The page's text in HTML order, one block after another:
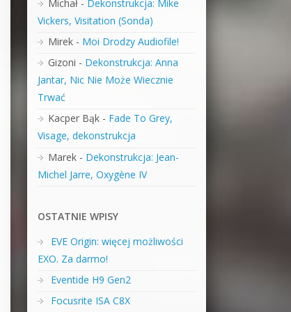
Michał- Dekonstrukcja: Mike
Vickers, Visitation (Sonda)
Mirek- Moi Drodzy Audiofile!
Gizoni - Dekonstrukcja: Anna
Jantar, Nic Nie Może Wiecznie
Trwać
Kacper Bąk- Fade To Grey,
Visage, dekonstrukcja
Marek- Dekonstrukcja: Jean-
Michel Jarre, Oxygène IV
OSTATNIE WPISY
EVE Origin: więcej możliwości
EXO. Za darmo!
Eventide H9 Gen2
Focusrite ISA C8X